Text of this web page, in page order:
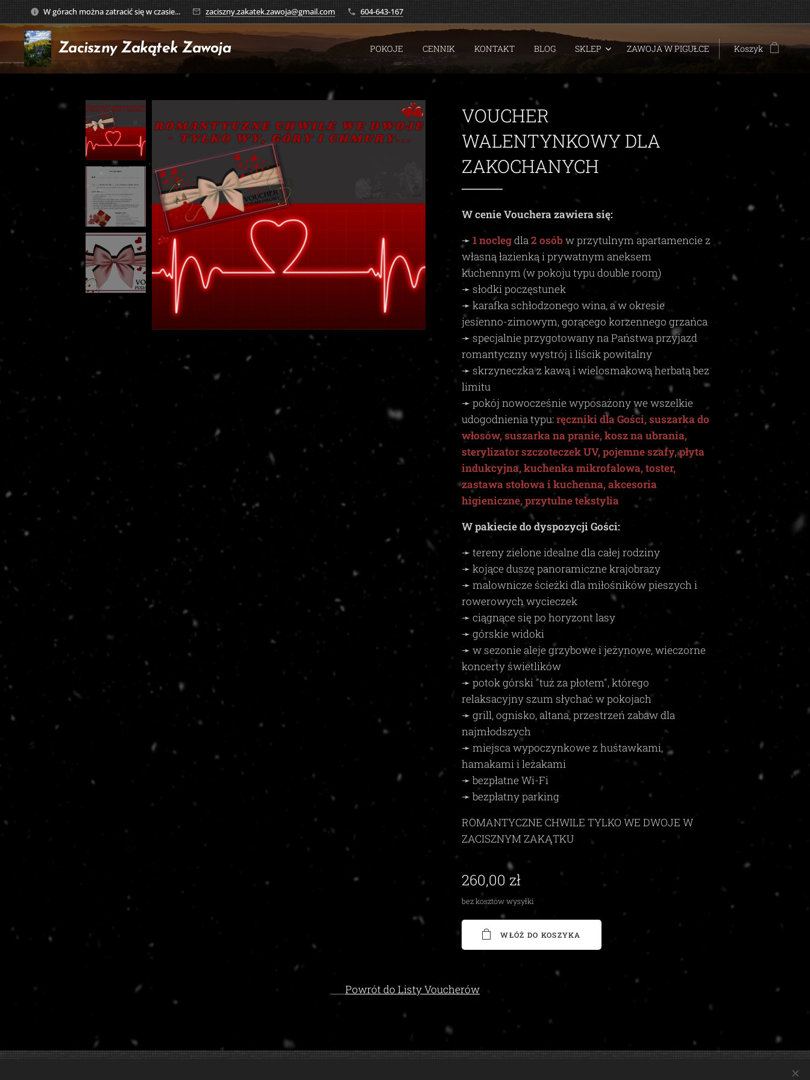
W górach można zatracić się w czasie... zaciszny.zakatek.zawoja@gmail.com 604-643-167
Zaciszny Zakątek Zawoja POKOJE CENNIK KONTAKT BLOG SKLEP ZAWOJA W PIGUŁCE Koszyk
VOUCHER
WALENTYNKOWY DLA
ZAKOCHANYCH
W cenie Vouchera zawiera się:
➛1 noclegdla2 osóbw przytulnym apartamencie z
własną łazienką i prywatnym aneksem
kuchennym (w pokoju typu double room)
➛ słodki poczęstunek
➛ karafka schłodzonego wina, a w okresie
jesienno-zimowym, gorącego korzennego grzańca
➛ specjalnie przygotowany na Państwa przyjazd
romantyczny wystrój i liścik powitalny
➛ skrzyneczka z kawą i wielosmakową herbatą bez
limitu
➛ pokój nowocześnie wyposażony we wszelkie
udogodnienia typu:ręczniki dla Gości, suszarka do
włosów, suszarka na pranie, kosz na ubrania,
sterylizator szczoteczek UV, pojemne szafy, płyta
indukcyjna, kuchenka mikrofalowa, toster,
zastawa stołowa i kuchenna, akcesoria
higieniczne, przytulne tekstylia
W pakiecie do dyspozycji Gości:
➛ tereny zielone idealne dla całej rodziny
➛ kojące duszę panoramiczne krajobrazy
➛ malownicze ścieżki dla miłośników pieszych i
rowerowych wycieczek
➛ ciągnące się po horyzont lasy
➛ górskie widoki
➛ w sezonie aleje grzybowe i jeżynowe, wieczorne
koncerty świetlików
➛ potok górski "tuż za płotem", którego
relaksacyjny szum słychać w pokojach
➛ grill, ognisko, altana, przestrzeń zabaw dla
najmłodszych
➛ miejsca wypoczynkowe z huśtawkami,
hamakami i leżakami
➛ bezpłatne Wi-Fi
➛ bezpłatny parking
ROMANTYCZNE CHWILE TYLKO WE DWOJE W
ZACISZNYM ZAKĄTKU
260,00 zł
bez kosztów wysyłki
WŁÓŻ DO KOSZYKA
Powrót do Listy Voucherów